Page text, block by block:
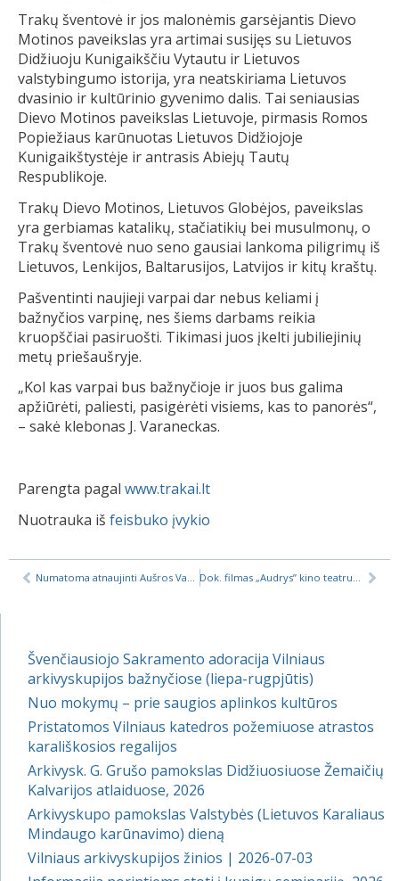
Trakų šventovė ir jos malonėmis garsėjantis Dievo
Motinos paveikslas yra artimai susijęs su Lietuvos
Didžiuoju Kunigaikščiu Vytautu ir Lietuvos
valstybingumo istorija, yra neatskiriama Lietuvos
dvasinio ir kultūrinio gyvenimo dalis. Tai seniausias
Dievo Motinos paveikslas Lietuvoje, pirmasis Romos
Popiežiaus karūnuotas Lietuvos Didžiojoje
Kunigaikštystėje ir antrasis Abiejų Tautų
Respublikoje.
Trakų Dievo Motinos, Lietuvos Globėjos, paveikslas
yra gerbiamas katalikų, stačiatikių bei musulmonų, o
Trakų šventovė nuo seno gausiai lankoma piligrimų iš
Lietuvos, Lenkijos, Baltarusijos, Latvijos ir kitų kraštų.
Pašventinti naujieji varpai dar nebus keliami į
bažnyčios varpinę, nes šiems darbams reikia
kruopščiai pasiruošti. Tikimasi juos įkelti jubiliejinių
metų priešaušryje.
„Kol kas varpai bus bažnyčioje ir juos bus galima
apžiūrėti, paliesti, pasigėrėti visiems, kas to panorės“,
– sakė klebonas J. Varaneckas.
Parengta pagal www.trakai.lt
Nuotrauka iš feisbuko įvykio
Numatoma atnaujinti Aušros Vartus Dok. filmas „Audrys” kino teatruose
Švenčiausiojo Sakramento adoracija Vilniaus
arkivyskupijos bažnyčiose (liepa-rugpjūtis)
Nuo mokymų – prie saugios aplinkos kultūros
Pristatomos Vilniaus katedros požemiuose atrastos
karališkosios regalijos
Arkivysk. G. Grušo pamokslas Didžiuosiuose Žemaičių
Kalvarijos atlaiduose, 2026
Arkivyskupo pamokslas Valstybės (Lietuvos Karaliaus
Mindaugo karūnavimo) dieną
Vilniaus arkivyskupijos žinios | 2026-07-03